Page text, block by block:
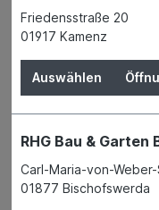
Friedensstraße 20
01917 Kamenz
Auswählen
RHG Bau &
Carl-Maria-von-Weber-
01877 Bischofswerda